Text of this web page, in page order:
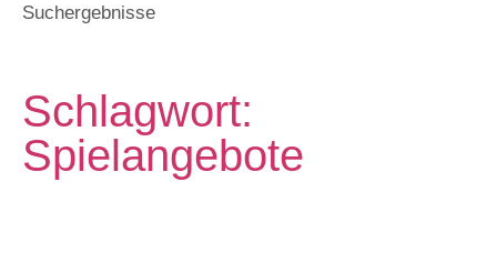
Suchergebnisse
Schlagwort:
Spielangebote